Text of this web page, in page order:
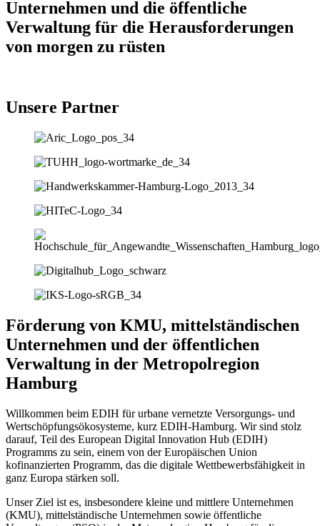
Unternehmen und die öffentliche
Verwaltung für die Herausforderungen
von morgen zu rüsten
Unsere Partner
Förderung von KMU, mittelständischen
Unternehmen und der öffentlichen
Verwaltung in der Metropolregion
Hamburg
Willkommen beim EDIH für urbane vernetzte Versorgungs- und
Wertschöpfungsökosysteme, kurz EDIH-Hamburg. Wir sind stolz
darauf, Teil des European Digital Innovation Hub (EDIH)
Programms zu sein, einem von der Europäischen Union
kofinanzierten Programm, das die digitale Wettbewerbsfähigkeit in
ganz Europa stärken soll.
Unser Ziel ist es, insbesondere kleine und mittlere Unternehmen
(KMU), mittelständische Unternehmen sowie öffentliche